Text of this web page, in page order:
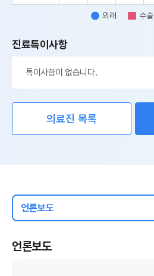
외
외래
수
수술
진료특이사항
특이사항이 없습니다.
의료진 목록
언론보도
언론보도